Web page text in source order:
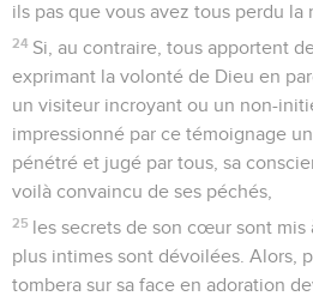
ils pas que vous avez tous perdu la
24 Si, au contraire, tous apportent
exprimant la volonté de Dieu en
un visiteur incroyant ou un non-
impressionné par ce témoignage
pénétré et jugé par tous, sa
voilà convaincu de ses péchés,
25 les secrets de son cœur sont mis
plus intimes sont dévoilées. Alors,
tombera sur sa face en adoration